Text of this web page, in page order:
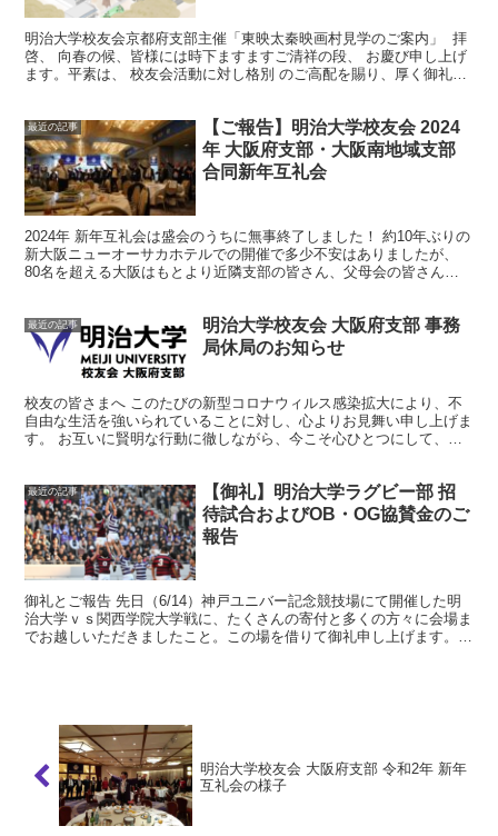
明治大学校友会京都府支部主催「東映太秦映画村見学のご案内」 拝
啓、 向春の候、皆様には時下ますますご清祥の段、 お慶び申し上げ
ます。平素は、 校友会活動に対し格別 のご高配を賜り、厚く御礼申
最近の記事
【ご報告】明治大学校友会 2024
年 大阪府支部・大阪南地域支部
合同新年互礼会
2024年 新年互礼会は盛会のうちに無事終了しました！ 約10年ぶりの
新大阪ニューオーサカホテルでの開催で多少不安はありましたが、
80名を超える大阪はもとより近隣支部の皆さん、父母会の皆さんと
最近の記事
明治大学校友会 大阪府支部 事務
局休局のお知らせ
校友の皆さまへ このたびの新型コロナウィルス感染拡大により、不
自由な生活を強いられていることに対し、心よりお見舞い申し上げま
す。 お互いに賢明な行動に徹しながら、今こそ心ひとつにして、未
最近の記事
【御礼】明治大学ラグビー部 招
待試合およびOB・OG協賛金のご
報告
御礼とご報告 先日（6/14）神戸ユニバー記念競技場にて開催した明
治大学ｖｓ関西学院大学戦に、たくさんの寄付と多くの方々に会場ま
でお越しいただきましたこと。この場を借りて御礼申し上げます。誠
明治大学校友会 大阪府支部 令和2年 新年
互礼会の様子